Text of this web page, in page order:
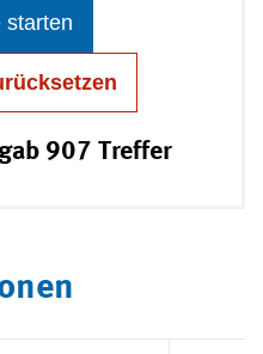
starten
907 Treffer